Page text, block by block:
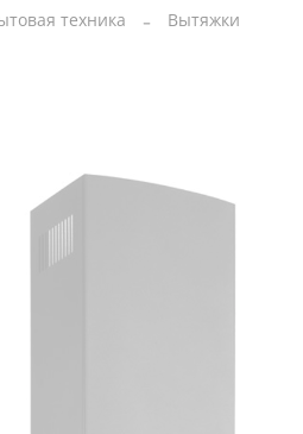
техника Вытяжки